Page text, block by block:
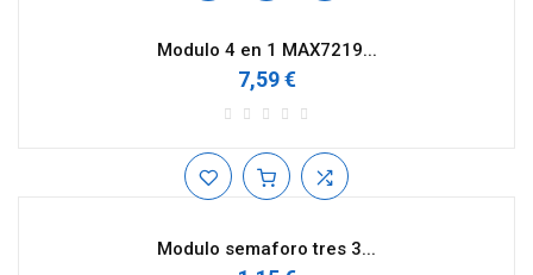
Modulo 4 en 1 MAX7219...
7,59 €
Modulo semaforo tres 3...